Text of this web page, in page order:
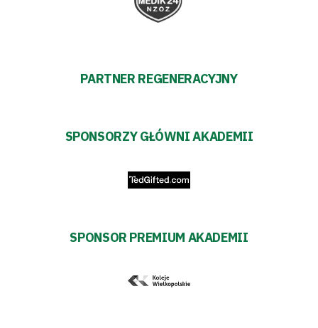
PARTNER REGENERACYJNY
SPONSORZY GŁÓWNI AKADEMII
SPONSOR PREMIUM AKADEMII